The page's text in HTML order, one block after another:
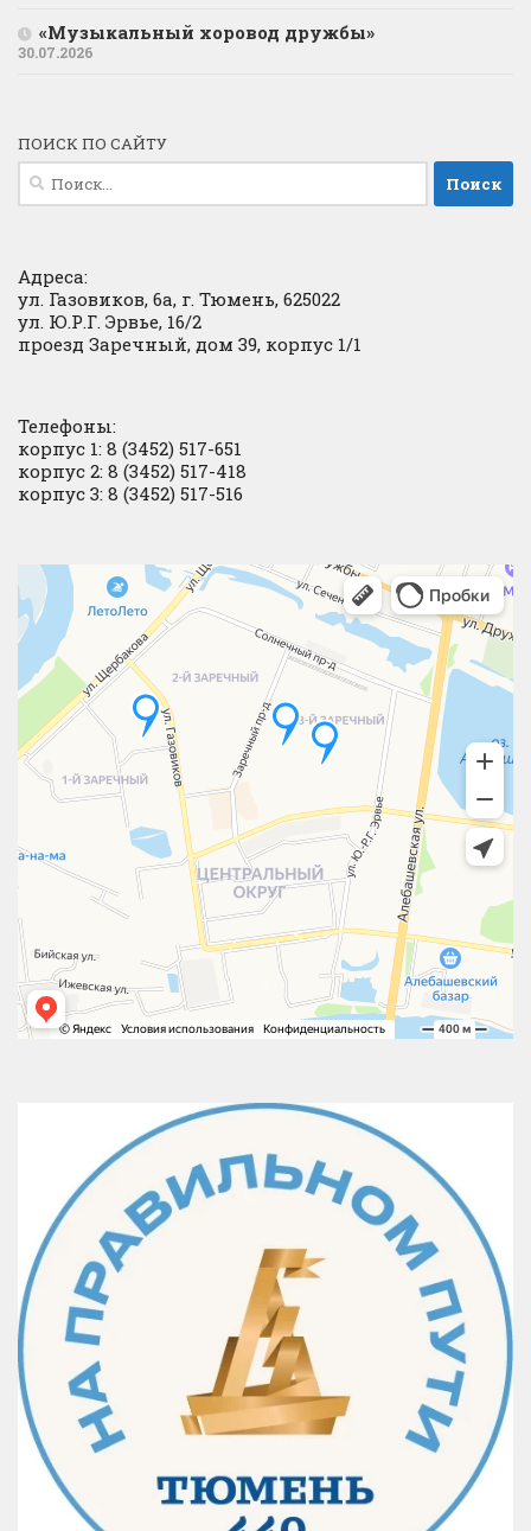
«Музыкальный хоровод дружбы»
30.07.2026
ПОИСК ПО САЙТУ
Найти:
Адреса:
ул. Газовиков, 6а, г. Тюмень, 625022
ул. Ю.Р.Г. Эрвье, 16/2
проезд Заречный, дом 39, корпус 1/1
Телефоны:
корпус 1: 8 (3452) 517-651
корпус 2: 8 (3452) 517-418
корпус 3: 8 (3452) 517-516